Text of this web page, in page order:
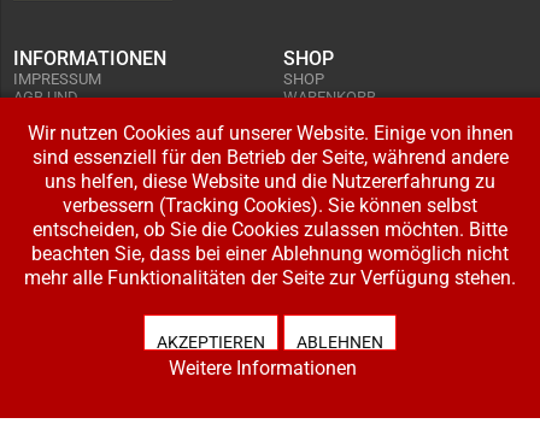
INFORMATIONEN
IMPRESSUM
AGB UND
KUNDENINFORMATIONEN
DATENSCHUTZERKLÄRUNG
ZAHLUNG UND VERSAND
SHOP
SHOP
WARENKORB
ADRESSE BEARBEITEN
IHR KONTO
LOGIN
REGISTRIEREN
Copyright © 2026 Modellbahnladen Klee GbR. Alle Rechte vorbehalten. Design:
Wir nutzen Cookies auf unserer Website. Einige von ihnen
sind essenziell für den Betrieb der Seite, während andere
uns helfen, diese Website und die Nutzererfahrung zu
verbessern (Tracking Cookies). Sie können selbst
entscheiden, ob Sie die Cookies zulassen möchten. Bitte
beachten Sie, dass bei einer Ablehnung womöglich nicht
mehr alle Funktionalitäten der Seite zur Verfügung stehen.
AKZEPTIEREN ABLEHNEN
Weitere Informationen